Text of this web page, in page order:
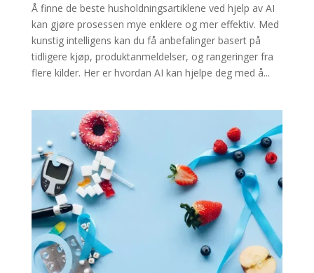
Å finne de beste husholdningsartiklene ved hjelp av AI
kan gjøre prosessen mye enklere og mer effektiv. Med
kunstig intelligens kan du få anbefalinger basert på
tidligere kjøp, produktanmeldelser, og rangeringer fra
flere kilder. Her er hvordan AI kan hjelpe deg med å...